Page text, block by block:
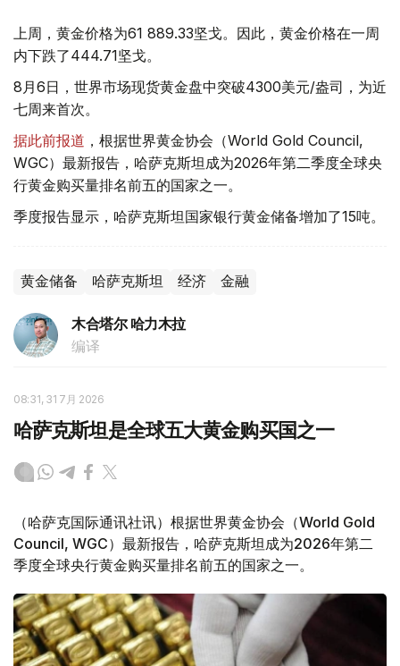
上周，黄金价格为61 889.33坚戈。因此，黄金价格在一周
内下跌了444.71坚戈。
8月6日，世界市场现货黄金盘中突破4300美元/盎司，为近
七周来首次。
据此前报道 ，根据世界黄金协会（World Gold Council,
WGC）最新报告，哈萨克斯坦成为2026年第二季度全球央
行黄金购买量排名前五的国家之一。
季度报告显示，哈萨克斯坦国家银行黄金储备增加了15吨。
黄金储备 哈萨克斯坦 经济 金融
木合塔尔 哈力木拉
编译
08:31, 31 7月 2026
哈萨克斯坦是全球五大黄金购买国之一
（哈萨克国际通讯社讯）根据世界黄金协会（World Gold
Council, WGC）最新报告，哈萨克斯坦成为2026年第二
季度全球央行黄金购买量排名前五的国家之一。